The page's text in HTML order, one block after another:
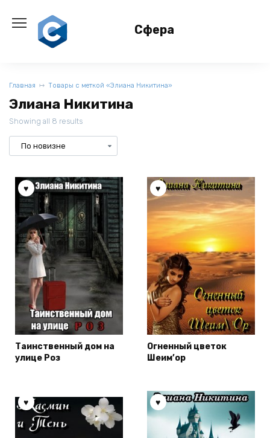
содержанию
Сфера
Главная Товары с меткой «Элиана Никитина»
Элиана Никитина
Showing all 8 results
Таинственный дом на
улице Роз
Огненный цветок
Шеим’ор